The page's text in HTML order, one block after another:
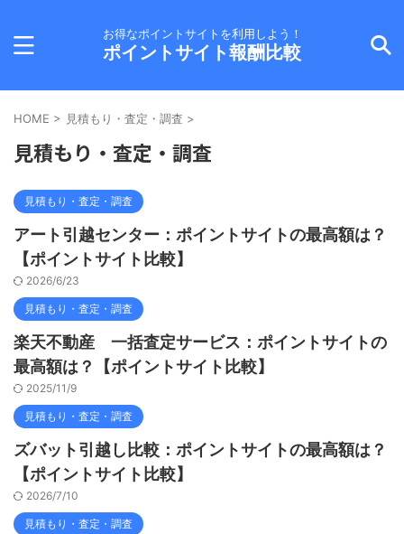
お得なポイントサイトを利用しよう！
ポイントサイト報酬比較
HOME > 見積もり・査定・調査 >
見積もり・査定・調査
見積もり・査定・調査
アート引越センター：ポイントサイトの最高額は？
【ポイントサイト比較】
2026/6/23
見積もり・査定・調査
楽天不動産 一括査定サービス：ポイントサイトの
最高額は？【ポイントサイト比較】
2025/11/9
見積もり・査定・調査
ズバット引越し比較：ポイントサイトの最高額は？
【ポイントサイト比較】
2026/7/10
見積もり・査定・調査